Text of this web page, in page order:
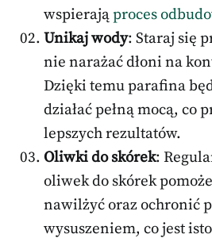
wspierająproces
Unikaj wody: Staraj się
nie narażać dłoni na
Dzięki temu parafina
działać pełną mocą, co
lepszych rezultatów.
Oliwki do skórek:
oliwek do skórek
nawilżyć oraz ochronić
wysuszeniem, co jest